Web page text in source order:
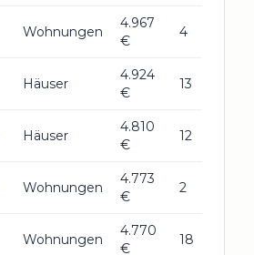
Wohnungen
4.967
€
4
Häuser
4.924
€
13
Häuser
4.810
€
12
Wohnungen
4.773
€
2
Wohnungen
4.770
€
18